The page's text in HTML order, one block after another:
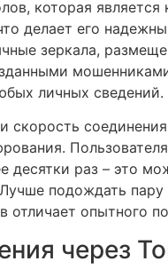
которая
делает его
зеркала,
личных сведений.
десятки раз – это
подождать
опытного
через